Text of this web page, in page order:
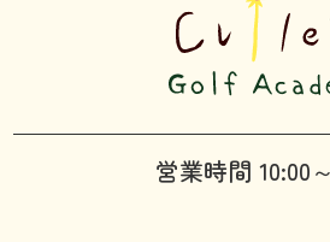
営業時間 10:00